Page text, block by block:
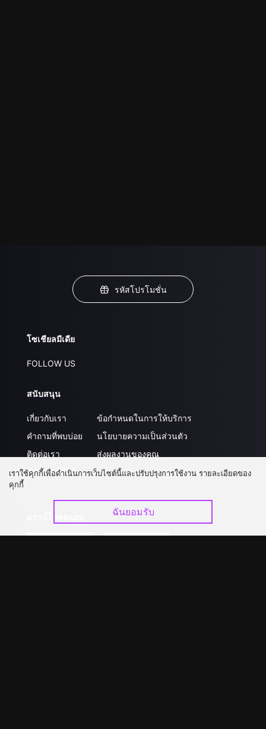
รหัสโปรโมชั่น
โซเชียลมีเดีย
FOLLOW US
สนับสนุน
เกี่ยวกับเรา
คำถามที่พบบ่อย
ติดต่อเรา
อัปเกรด วีไอพี
ข้อกำหนดในการให้บริการ
นโยบายความเป็นส่วนตัว
ส่งผลงานของคุณ
ร่วมงานกับเรา
เราใช้คุกกี้เพื่อดำเนินการเว็บไซต์นี้และปรับปรุงการใช้งาน รายละเอียดของ
คุกกี้
ฉันยอมรับ